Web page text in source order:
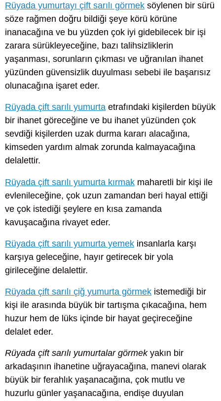
Rüyada yumurtayı çift sarılı görmek söylenen bir sürü
söze rağmen doğru bildiği şeye körü körüne
inanacağına ve bu yüzden çok iyi gidebilecek bir işi
zarara sürükleyeceğine, bazı talihsizliklerin
yaşanması, sorunların çıkması ve uğranılan ihanet
yüzünden güvensizlik duyulması sebebi ile başarısız
olunacağına işaret eder.
Rüyada çift sarılı yumurta etrafındaki kişilerden büyük
bir ihanet göreceğine ve bu ihanet yüzünden çok
sevdiği kişilerden uzak durma kararı alacağına,
kimseden yardım almak zorunda kalmayacağına
delalettir.
Rüyada çift sarılı yumurta kırmak maharetli bir kişi ile
evlenileceğine, çok uzun zamandan beri hayal ettiği
ve çok istediği şeylere en kısa zamanda
kavuşacağına rivayet eder.
Rüyada çift sarılı yumurta yemek insanlarla karşı
karşıya geleceğine, hayır getirecek bir yola
girileceğine delalettir.
Rüyada çift sarılı çiğ yumurta görmek istemediği bir
kişi ile arasında büyük bir tartışma çıkacağına, hem
huzur hem de lüks içinde bir hayat geçireceğine
delalet eder.
Rüyada çift sarılı yumurtalar görmekyakın bir
arkadaşının ihanetine uğrayacağına, manevi olarak
büyük bir ferahlık yaşanacağına, çok mutlu ve
huzurlu günler yaşanacağına, endişe duyulan